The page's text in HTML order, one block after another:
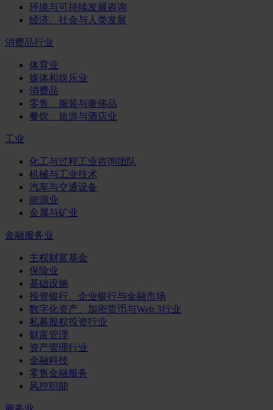
环境与可持续发展咨询
经济、社会与人类发展
消费品行业
体育业
媒体和娱乐业
消费品
零售、服装与奢侈品
餐饮、旅游与酒店业
工业
化工与过程工业咨询团队
机械与工业技术
汽车与交通设备
能源业
金属与矿业
金融服务业
主权财富基金
保险业
基础设施
投资银行、企业银行与金融市场
数字化资产、加密货币与Web 3行业
私募股权投资行业
财富管理
资产管理行业
金融科技
零售金融服务
风控职能